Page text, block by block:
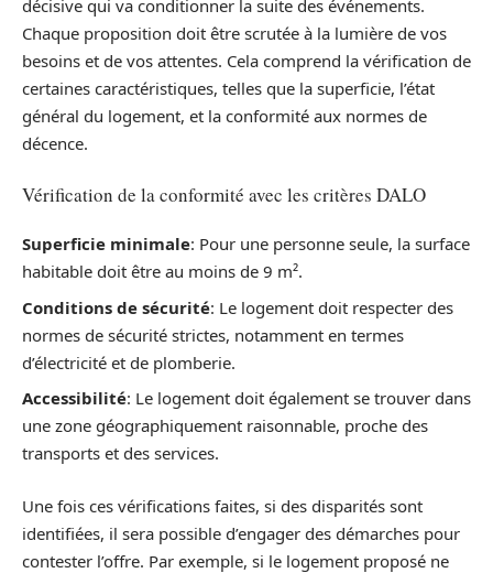
décisive qui va conditionner la suite des événements.
Chaque proposition doit être scrutée à la lumière de vos
besoins et de vos attentes. Cela comprend la vérification de
certaines caractéristiques, telles que la superficie, l’état
général du logement, et la conformité aux normes de
décence.
Vérification de la conformité avec les critères DALO
Superficie minimale: Pour une personne seule, la surface
habitable doit être au moins de 9 m².
Conditions de sécurité: Le logement doit respecter des
normes de sécurité strictes, notamment en termes
d’électricité et de plomberie.
Accessibilité: Le logement doit également se trouver dans
une zone géographiquement raisonnable, proche des
transports et des services.
Une fois ces vérifications faites, si des disparités sont
identifiées, il sera possible d’engager des démarches pour
contester l’offre. Par exemple, si le logement proposé ne